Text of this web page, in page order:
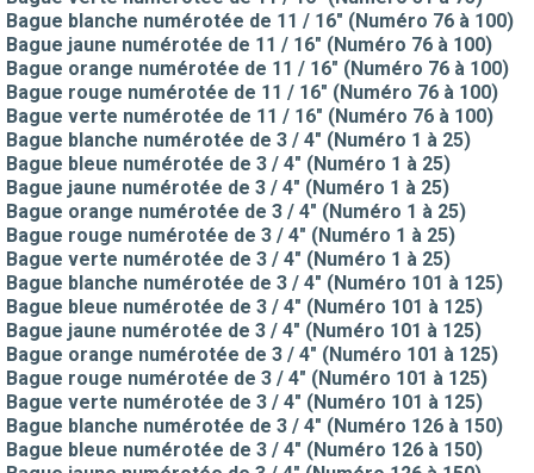
Bague blanche numérotée de 11 / 16" (Numéro 76 à 100)
Bague jaune numérotée de 11 / 16" (Numéro 76 à 100)
Bague orange numérotée de 11 / 16" (Numéro 76 à 100)
Bague rouge numérotée de 11 / 16" (Numéro 76 à 100)
Bague verte numérotée de 11 / 16" (Numéro 76 à 100)
Bague blanche numérotée de 3 / 4" (Numéro 1 à 25)
Bague bleue numérotée de 3 / 4" (Numéro 1 à 25)
Bague jaune numérotée de 3 / 4" (Numéro 1 à 25)
Bague orange numérotée de 3 / 4" (Numéro 1 à 25)
Bague rouge numérotée de 3 / 4" (Numéro 1 à 25)
Bague verte numérotée de 3 / 4" (Numéro 1 à 25)
Bague blanche numérotée de 3 / 4" (Numéro 101 à 125)
Bague bleue numérotée de 3 / 4" (Numéro 101 à 125)
Bague jaune numérotée de 3 / 4" (Numéro 101 à 125)
Bague orange numérotée de 3 / 4" (Numéro 101 à 125)
Bague rouge numérotée de 3 / 4" (Numéro 101 à 125)
Bague verte numérotée de 3 / 4" (Numéro 101 à 125)
Bague blanche numérotée de 3 / 4" (Numéro 126 à 150)
Bague bleue numérotée de 3 / 4" (Numéro 126 à 150)